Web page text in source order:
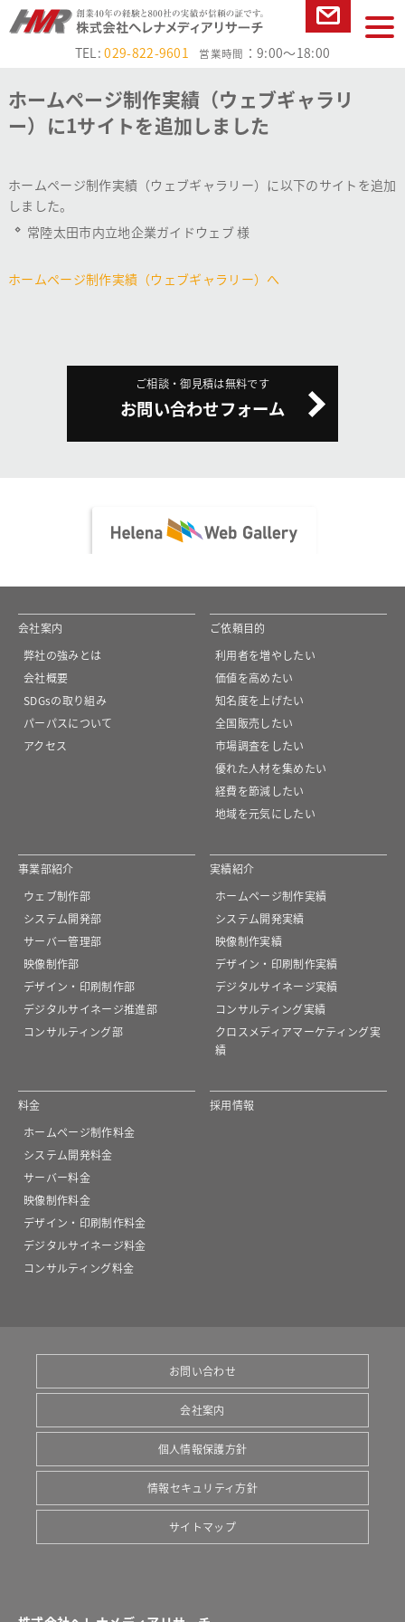
本文へ
わせ
TEL:029-822-9601 営業時間 ：9:00～18:00
ホームページ制作実績（ウェブギャラリ
ー）に1サイトを追加しました
ホームページ制作実績（ウェブギャラリー）に以下のサイトを追加
しました。
常陸太田市内立地企業ガイドウェブ 様
ホームページ制作実績（ウェブギャラリー）へ
ご相談・御見積は無料です
お問い合わせフォーム
会社案内
弊社の強みとは
会社概要
SDGsの取り組み
パーパスについて
アクセス
ご依頼目的
利用者を増やしたい
価値を高めたい
知名度を上げたい
全国販売したい
市場調査をしたい
優れた人材を集めたい
経費を節減したい
地域を元気にしたい
事業部紹介
ウェブ制作部
システム開発部
サーバー管理部
映像制作部
デザイン・印刷制作部
デジタルサイネージ推進部
コンサルティング部
実績紹介
ホームページ制作実績
システム開発実績
映像制作実績
デザイン・印刷制作実績
デジタルサイネージ実績
コンサルティング実績
クロスメディアマーケティング実
績
料金
ホームページ制作料金
システム開発料金
サーバー料金
映像制作料金
デザイン・印刷制作料金
デジタルサイネージ料金
コンサルティング料金
採用情報
お問い合わせ
会社案内
個人情報保護方針
情報セキュリティ方針
サイトマップ